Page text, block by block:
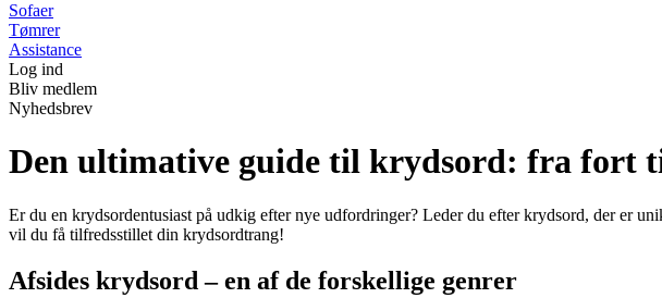
Sofaer
Tømrer
Assistance
Log ind
Bliv medlem
Nyhedsbrev
Den ultimative guide til krydsord: fra fort
Er du en krydsordentusiast på udkig efter nye udfordringer? Leder du efter krydsord, der er
vil du få tilfredsstillet din krydsordtrang!
Afsides krydsord – en af de forskellige genrer